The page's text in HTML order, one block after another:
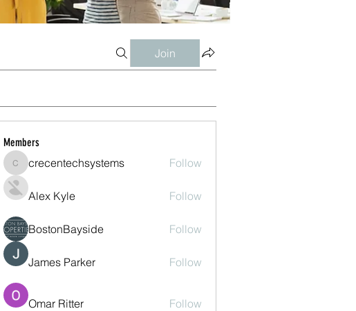
Join
Members
crecentechsystems
crecentechsystems Follow
Alex Kyle Follow
BostonBayside Follow
James Parker Follow
Omar Ritter Follow